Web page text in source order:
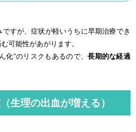
すが、症状が軽いうちに早期治療でき
可能性があがります。
化”のリスクもあるので、長期的な経過
理の出血が増える）